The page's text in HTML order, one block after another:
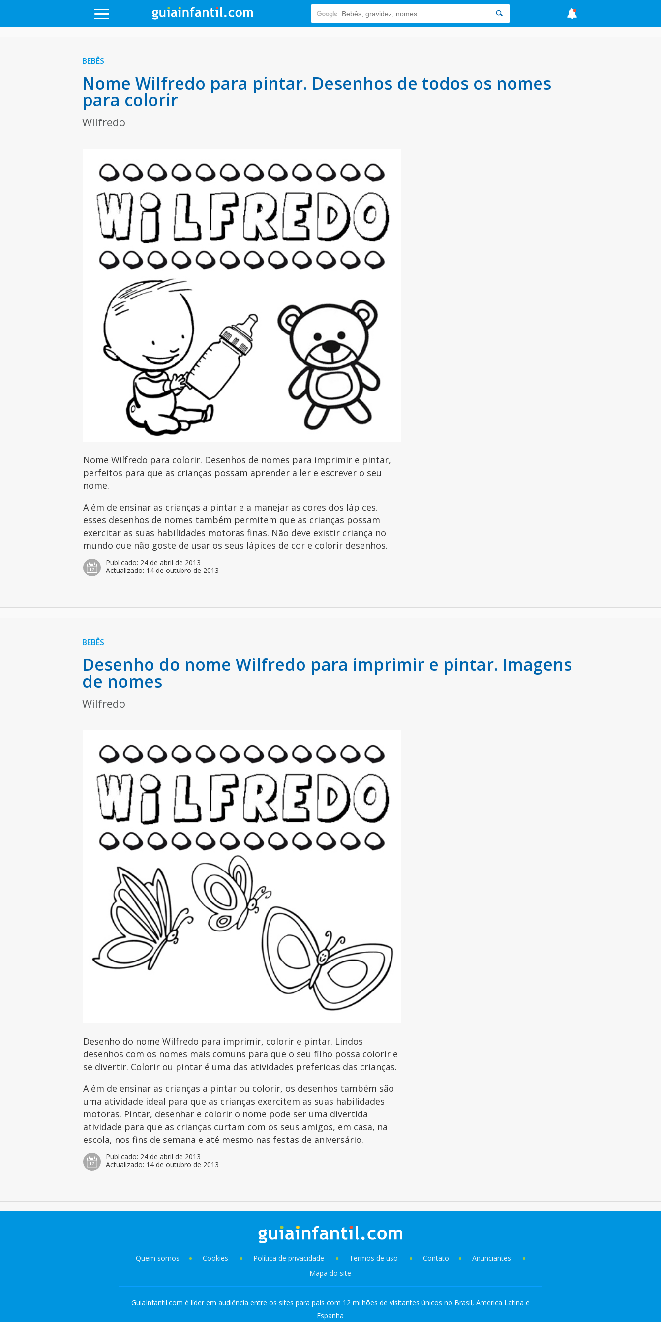
BEBÊS
Nome Wilfredo para pintar. Desenhos de todos os nomes
para colorir
Wilfredo
Nome Wilfredo para colorir. Desenhos de nomes para imprimir e pintar,
perfeitos para que as crianças possam aprender a ler e escrever o seu
nome.
Além de ensinar as crianças a pintar e a manejar as cores dos lápices,
esses desenhos de nomes também permitem que as crianças possam
exercitar as suas habilidades motoras finas. Não deve existir criança no
mundo que não goste de usar os seus lápices de cor e colorir desenhos.
Publicado: 24 de abril de 2013
Actualizado: 14 de outubro de 2013
BEBÊS
Desenho do nome Wilfredo para imprimir e pintar. Imagens
de nomes
Wilfredo
Desenho do nome Wilfredo para imprimir, colorir e pintar. Lindos
desenhos com os nomes mais comuns para que o seu filho possa colorir e
se divertir. Colorir ou pintar é uma das atividades preferidas das crianças.
Além de ensinar as crianças a pintar ou colorir, os desenhos também são
uma atividade ideal para que as crianças exercitem as suas habilidades
motoras. Pintar, desenhar e colorir o nome pode ser uma divertida
atividade para que as crianças curtam com os seus amigos, em casa, na
escola, nos fins de semana e até mesmo nas festas de aniversário.
Publicado: 24 de abril de 2013
Actualizado: 14 de outubro de 2013
Quem somos Cookies Política de privacidade Termos de uso Contato
Anunciantes
Mapa do site
GuiaInfantil.com é líder em audiência entre os sites para pais com 12 milhões de visitantes únicos no Brasil, America Latina e
Espanha